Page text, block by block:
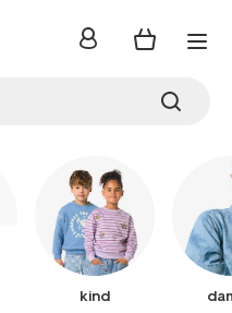
inloggen
kind